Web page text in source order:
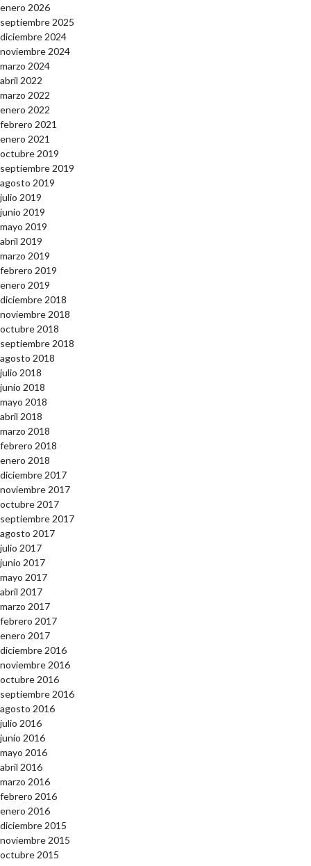
enero 2026
septiembre 2025
diciembre 2024
noviembre 2024
marzo 2024
abril 2022
marzo 2022
enero 2022
febrero 2021
enero 2021
octubre 2019
septiembre 2019
agosto 2019
julio 2019
junio 2019
mayo 2019
abril 2019
marzo 2019
febrero 2019
enero 2019
diciembre 2018
noviembre 2018
octubre 2018
septiembre 2018
agosto 2018
julio 2018
junio 2018
mayo 2018
abril 2018
marzo 2018
febrero 2018
enero 2018
diciembre 2017
noviembre 2017
octubre 2017
septiembre 2017
agosto 2017
julio 2017
junio 2017
mayo 2017
abril 2017
marzo 2017
febrero 2017
enero 2017
diciembre 2016
noviembre 2016
octubre 2016
septiembre 2016
agosto 2016
julio 2016
junio 2016
mayo 2016
abril 2016
marzo 2016
febrero 2016
enero 2016
diciembre 2015
noviembre 2015
octubre 2015